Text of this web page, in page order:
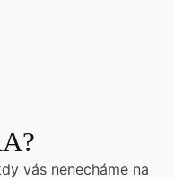
vás nenecháme na